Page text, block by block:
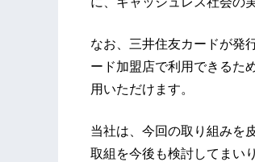
なお、三井住友カードが発
ード加盟店で利用できるた
用いただけます。
当社は、今回の取り組みを
取組を今後も検討してまい